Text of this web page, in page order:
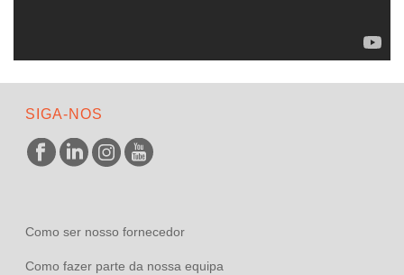
SIGA-NOS
Como ser nosso fornecedor
Como fazer parte da nossa equipa